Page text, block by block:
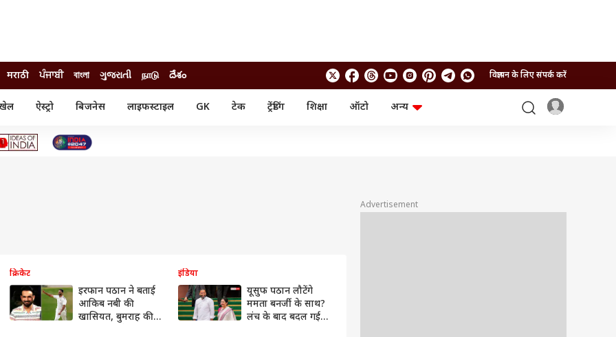
मराठी ਪੰਜਾਬੀ বাংলা ગુજરાતી நாடு దేశం विज्ञापन के लिए संपर्क करें
ऐस्ट्रो बिजनेस लाइफस्टाइल GK टेक ट्रेंडिंग शिक्षा ऑटो
अन्य
आईपीओ
क्रिकेट
इरफान पठान ने बताई
आकिब नबी की
खासियत, बुमराह की
इंडिया
यूसुफ पठान लौटेंगे
ममता बनर्जी के साथ?
लंच के बाद बदल गई
Advertisement